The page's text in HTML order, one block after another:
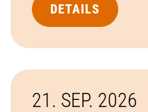
DETAILS
21. SEP. 2026